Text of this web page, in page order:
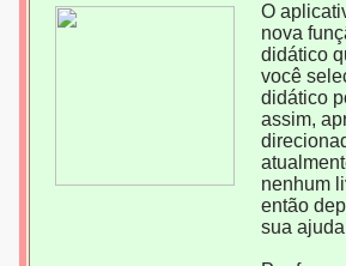
O
nova
didático
você
didático
assim,
nenhum
então
sua